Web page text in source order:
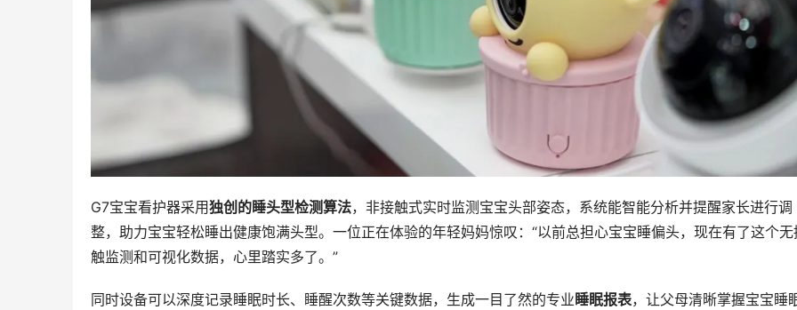
G7宝宝看护器采用独创的睡头型检测算法，非接触式实时监测宝宝头部姿态，系统能智能分析并提醒家长进行调
整，助力宝宝轻松睡出健康饱满头型。一位正在体验的年轻妈妈惊叹：“以前总担心宝宝睡偏头，现在有了这个无
触监测和可视化数据，心里踏实多了。”
同时设备可以深度记录睡眠时长、睡醒次数等关键数据，生成一目了然的专业睡眠报表，让父母清晰掌握宝宝睡